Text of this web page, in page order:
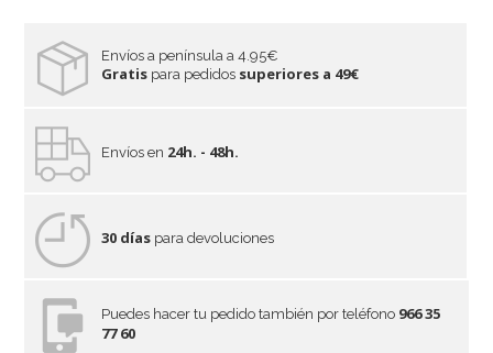
Dummie redondo 30x10cm de alto
Envíos a península a 4.95€
Gratis para pedidos superiores a 49€
Envíos en 24h. - 48h.
30 días para devoluciones
Puedes hacer tu pedido también por teléfono 966 35
77 60